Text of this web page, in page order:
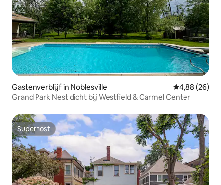
Gastenverblijf in Noblesville Gemiddelde
4,88 (26)
Grand Park Nest dicht bij Westfield & Carmel Center
Superhost
Superhost